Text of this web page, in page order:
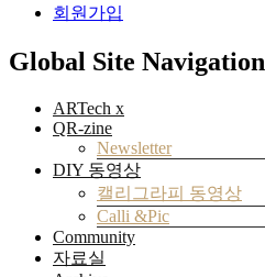
회원가입
Global Site Navigation
ARTech x
QR-zine
Newsletter
DIY 동영상
캘리그라피 동영상
Calli &Pic
Community
자료실